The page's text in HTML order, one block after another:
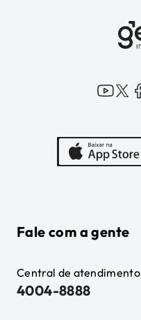
Fale com a gente
Central de atendimento
4004-8888